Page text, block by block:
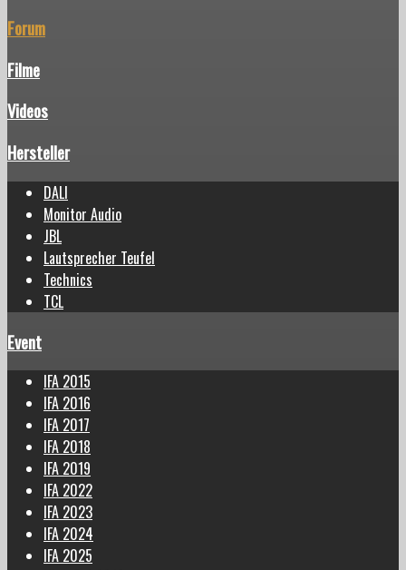
Forum
Filme
Videos
Hersteller
DALI
Monitor Audio
JBL
Lautsprecher Teufel
Technics
TCL
Event
IFA 2015
IFA 2016
IFA 2017
IFA 2018
IFA 2019
IFA 2022
IFA 2023
IFA 2024
IFA 2025